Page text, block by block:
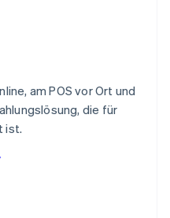
am POS vor Ort und
die für
ist.